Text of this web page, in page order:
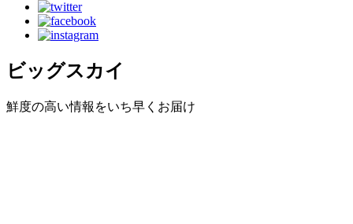
ビッグスカイ
鮮度の高い情報をいち早くお届け